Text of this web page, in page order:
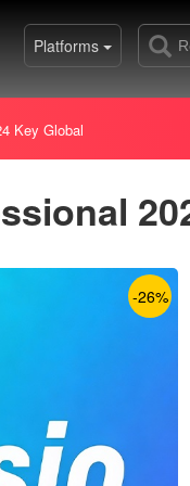
Platforms
Key Global
-26%